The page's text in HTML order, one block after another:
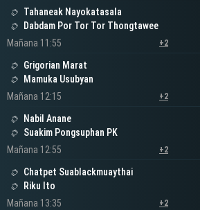
Tahaneak Nayokatasala
Dabdam Por Tor Tor Thongtawee
Mañana 11:55
+2
Grigorian Marat
Mamuka Usubyan
Mañana 12:15
+2
Nabil Anane
Suakim Pongsuphan PK
Mañana 12:55
+2
Chatpet Suablackmuaythai
Riku Ito
Mañana 13:35
+2